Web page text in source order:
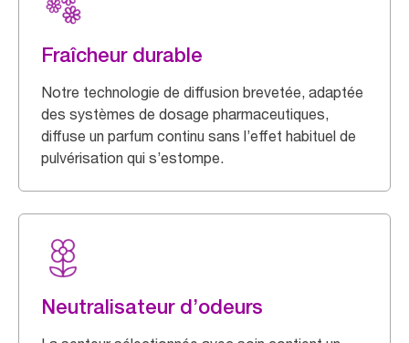
Fraîcheur durable
Notre technologie de diffusion brevetée, adaptée
des systèmes de dosage pharmaceutiques,
diffuse un parfum continu sans l’effet habituel de
pulvérisation qui s’estompe.
Neutralisateur d’odeurs